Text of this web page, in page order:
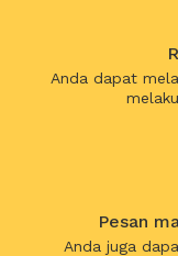
Anda dapat
Pesan
Anda juga